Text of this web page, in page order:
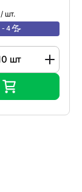
/ шт.
4